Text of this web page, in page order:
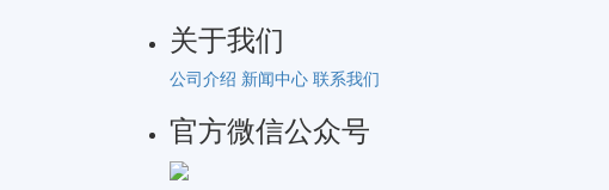
关于我们
公司介绍 新闻中心 联系我们
官方微信公众号